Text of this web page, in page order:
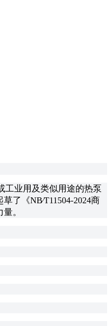
工业用及类似用途的热泵
了《NB∕T11504-2024商
。